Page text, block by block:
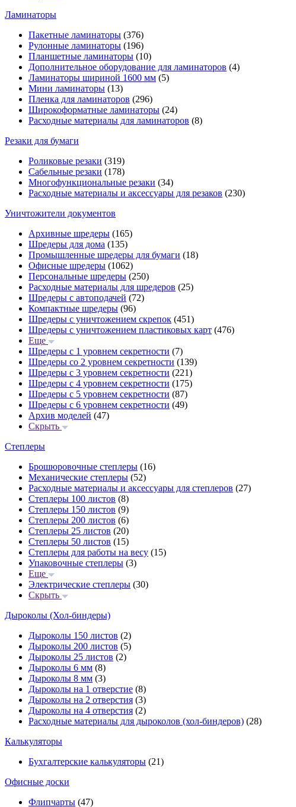
Ламинаторы
Пакетные ламинаторы (376)
Рулонные ламинаторы (196)
Планшетные ламинаторы (10)
Дополнительное оборудование для ламинаторов (4)
Ламинаторы шириной 1600 мм (5)
Мини ламинаторы (13)
Пленка для ламинаторов (296)
Широкоформатные ламинаторы (24)
Расходные материалы для ламинаторов (8)
Резаки для бумаги
Роликовые резаки (319)
Сабельные резаки (178)
Многофункциональные резаки (34)
Расходные материалы и аксессуары для резаков (230)
Уничтожители документов
Архивные шредеры (165)
Шредеры для дома (135)
Промышленные шредеры для бумаги (18)
Офисные шредеры (1062)
Персональные шредеры (250)
Расходные материалы для шредеров (25)
Шредеры с автоподачей (72)
Компактные шредеры (96)
Шредеры с уничтожением скрепок (451)
Шредеры с уничтожением пластиковых карт (476)
Еще
Шредеры с 1 уровнем секретности (7)
Шредеры со 2 уровнем секретности (139)
Шредеры с 3 уровнем секретности (221)
Шредеры с 4 уровнем секретности (175)
Шредеры с 5 уровнем секретности (87)
Шредеры с 6 уровнем секретности (49)
Архив моделей (47)
Скрыть
Степлеры
Брошюровочные степлеры (16)
Механические степлеры (52)
Расходные материалы и аксессуары для степлеров (27)
Степлеры 100 листов (8)
Степлеры 150 листов (9)
Степлеры 200 листов (6)
Степлеры 25 листов (20)
Степлеры 50 листов (15)
Степлеры для работы на весу (15)
Упаковочные степлеры (3)
Еще
Электрические степлеры (30)
Скрыть
Дыроколы (Хол-биндеры)
Дыроколы 150 листов (2)
Дыроколы 200 листов (5)
Дыроколы 25 листов (2)
Дыроколы 6 мм (8)
Дыроколы 8 мм (3)
Дыроколы на 1 отверстие (8)
Дыроколы на 2 отверстия (3)
Дыроколы на 4 отверстия (2)
Расходные материалы для дыроколов (хол-биндеров) (28)
Калькуляторы
Бухгалтерские калькуляторы (21)
Офисные доски
Флипчарты (47)